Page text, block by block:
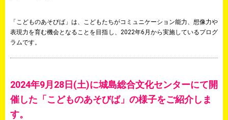
「こどものあそびば」は、こどもたちがコミュニケーション能力、想像力や
表現力を育む機会となることを目指し、2022年6月から実施しているプログ
ラムです。
2024年9月28日(土)に城島総合文化センターにて開
催した「こどものあそびば」の様子をご紹介しま
す。